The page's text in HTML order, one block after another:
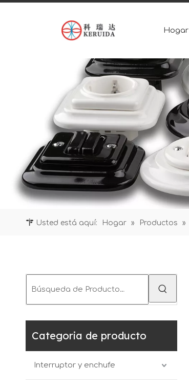
Hogar
Usted está aquí: Hogar » Productos »
Categoria de producto
Interruptor y enchufe